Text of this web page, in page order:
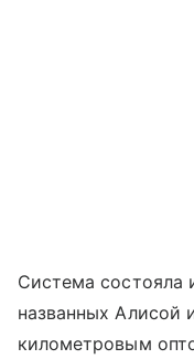
Система состояла
названных Алисой
километровым